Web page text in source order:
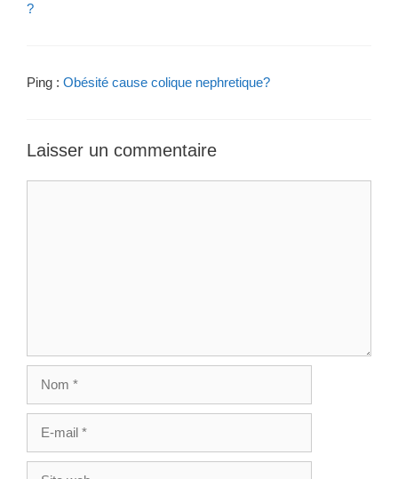
?
Ping : Obésité cause colique nephretique?
Laisser un commentaire
mail